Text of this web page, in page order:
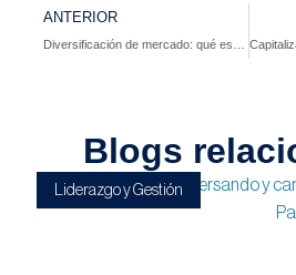
ANTERIOR
Blogs
Liderazgo y Gestión